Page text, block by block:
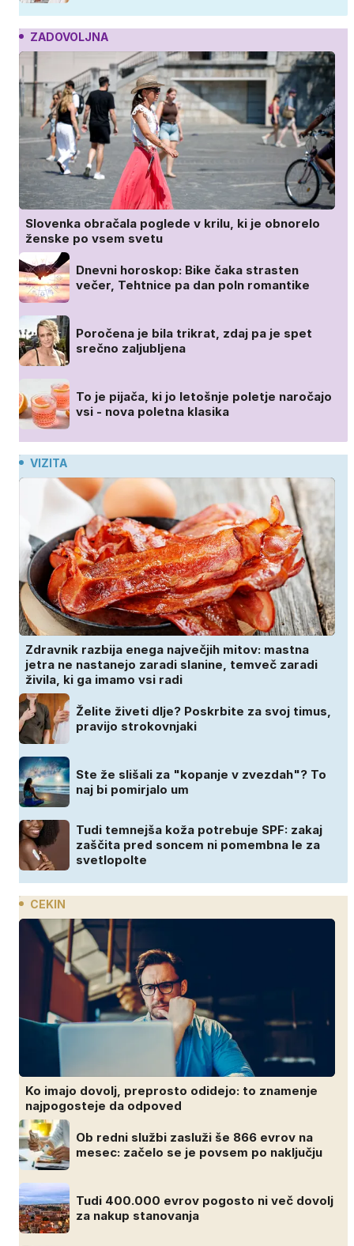
ZADOVOLJNA
Slovenka obračala poglede v krilu, ki je obnorelo
ženske po vsem svetu
Dnevni horoskop: Bike čaka strasten
večer, Tehtnice pa dan poln romantike
Poročena je bila trikrat, zdaj pa je spet
srečno zaljubljena
To je pijača, ki jo letošnje poletje naročajo
vsi - nova poletna klasika
VIZITA
Zdravnik razbija enega največjih mitov: mastna
jetra ne nastanejo zaradi slanine, temveč zaradi
živila, ki ga imamo vsi radi
Želite živeti dlje? Poskrbite za svoj timus,
pravijo strokovnjaki
Ste že slišali za "kopanje v zvezdah"? To
naj bi pomirjalo um
Tudi temnejša koža potrebuje SPF: zakaj
zaščita pred soncem ni pomembna le za
svetlopolte
CEKIN
Ko imajo dovolj, preprosto odidejo: to znamenje
najpogosteje da odpoved
Ob redni službi zasluži še 866 evrov na
mesec: začelo se je povsem po naključju
Tudi 400.000 evrov pogosto ni več dovolj
za nakup stanovanja